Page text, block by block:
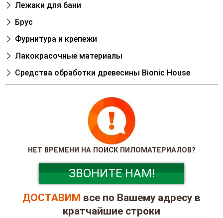
Лежаки для бани
Брус
Фурнитура и крепежи
Лакокрасочные материалы
Cредства обработки древесины Bionic House
НЕТ ВРЕМЕНИ НА ПОИСК ПИЛОМАТЕРИАЛОВ?
ЗВОНИТЕ НАМ!
ДОСТАВИМ все по Вашему адресу в
кратчайшие строки